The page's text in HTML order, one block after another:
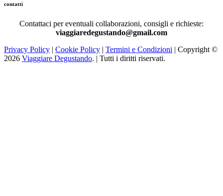
contatti
Contattaci per eventuali collaborazioni, consigli e richieste:
viaggiaredegustando@gmail.com
Privacy Policy | Cookie Policy | Termini e Condizioni | Copyright ©
2026 Viaggiare Degustando. | Tutti i diritti riservati.